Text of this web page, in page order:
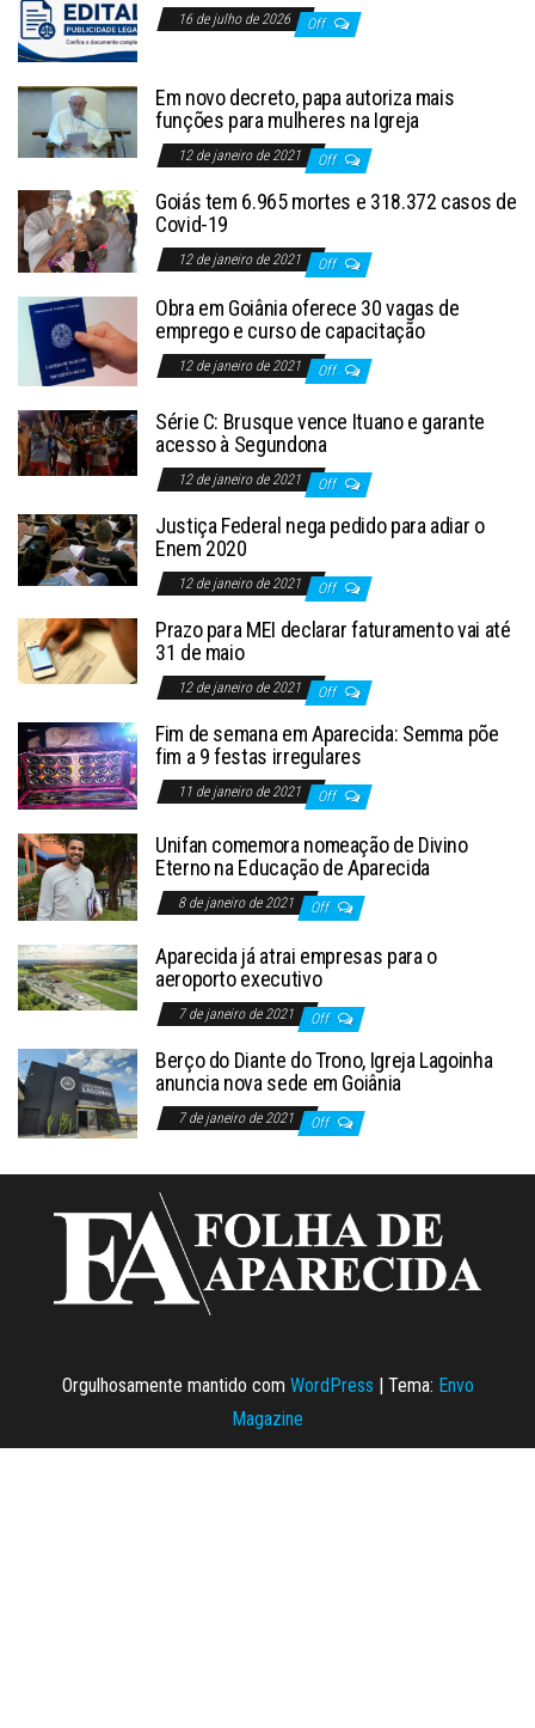
16 de julho de 2026 Off
Em novo decreto, papa autoriza mais
funções para mulheres na Igreja
12 de janeiro de 2021 Off
Goiás tem 6.965 mortes e 318.372 casos de
Covid-19
12 de janeiro de 2021 Off
Obra em Goiânia oferece 30 vagas de
emprego e curso de capacitação
12 de janeiro de 2021 Off
Série C: Brusque vence Ituano e garante
acesso à Segundona
12 de janeiro de 2021 Off
Justiça Federal nega pedido para adiar o
Enem 2020
12 de janeiro de 2021 Off
Prazo para MEI declarar faturamento vai até
31 de maio
12 de janeiro de 2021 Off
Fim de semana em Aparecida: Semma põe
fim a 9 festas irregulares
11 de janeiro de 2021 Off
Unifan comemora nomeação de Divino
Eterno na Educação de Aparecida
8 de janeiro de 2021 Off
Aparecida já atrai empresas para o
aeroporto executivo
7 de janeiro de 2021 Off
Berço do Diante do Trono, Igreja Lagoinha
anuncia nova sede em Goiânia
7 de janeiro de 2021 Off
Orgulhosamente mantido com WordPress | Tema: Envo
Magazine